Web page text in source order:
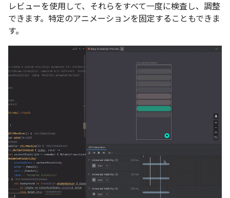
レビューを使用して、それらをすべて一度に検査し、調整
できます。特定のアニメーションを固定することもできま
す。